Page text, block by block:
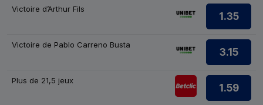
Victoire d’Arthur Fils
1.35
Victoire de Pablo Carreno Busta
3.15
Plus de 21,5 jeux
1.59